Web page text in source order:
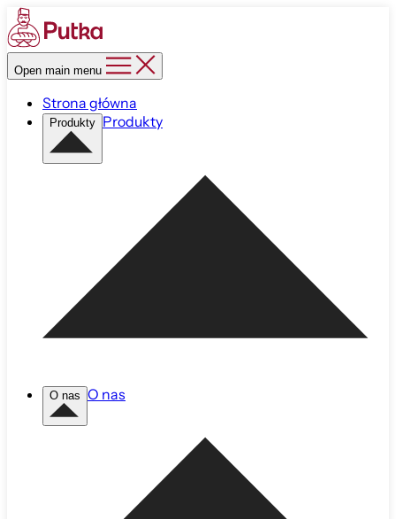
Open main menu
Strona główna
Produkty Produkty
O nas O nas